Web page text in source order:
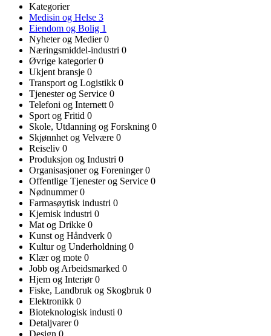
Kategorier
Medisin og Helse 3
Eiendom og Bolig 1
Nyheter og Medier0
Næringsmiddel-industri 0
Øvrige kategorier0
Ukjent bransje 0
Transport og Logistikk 0
Tjenester og Service 0
Telefoni og Internett 0
Sport og Fritid 0
Skole, Utdanning og Forskning 0
Skjønnhet og Velvære 0
Reiseliv 0
Produksjon og Industri 0
Organisasjoner og Foreninger0
Offentlige Tjenester og Service 0
Nødnummer0
Farmasøytisk industri 0
Kjemisk industri 0
Mat og Drikke 0
Kunst og Håndverk 0
Kultur og Underholdning 0
Klær og mote 0
Jobb og Arbeidsmarked 0
Hjem og Interiør0
Fiske, Landbruk og Skogbruk 0
Elektronikk 0
Bioteknologisk industi 0
Detaljvarer0
Design 0